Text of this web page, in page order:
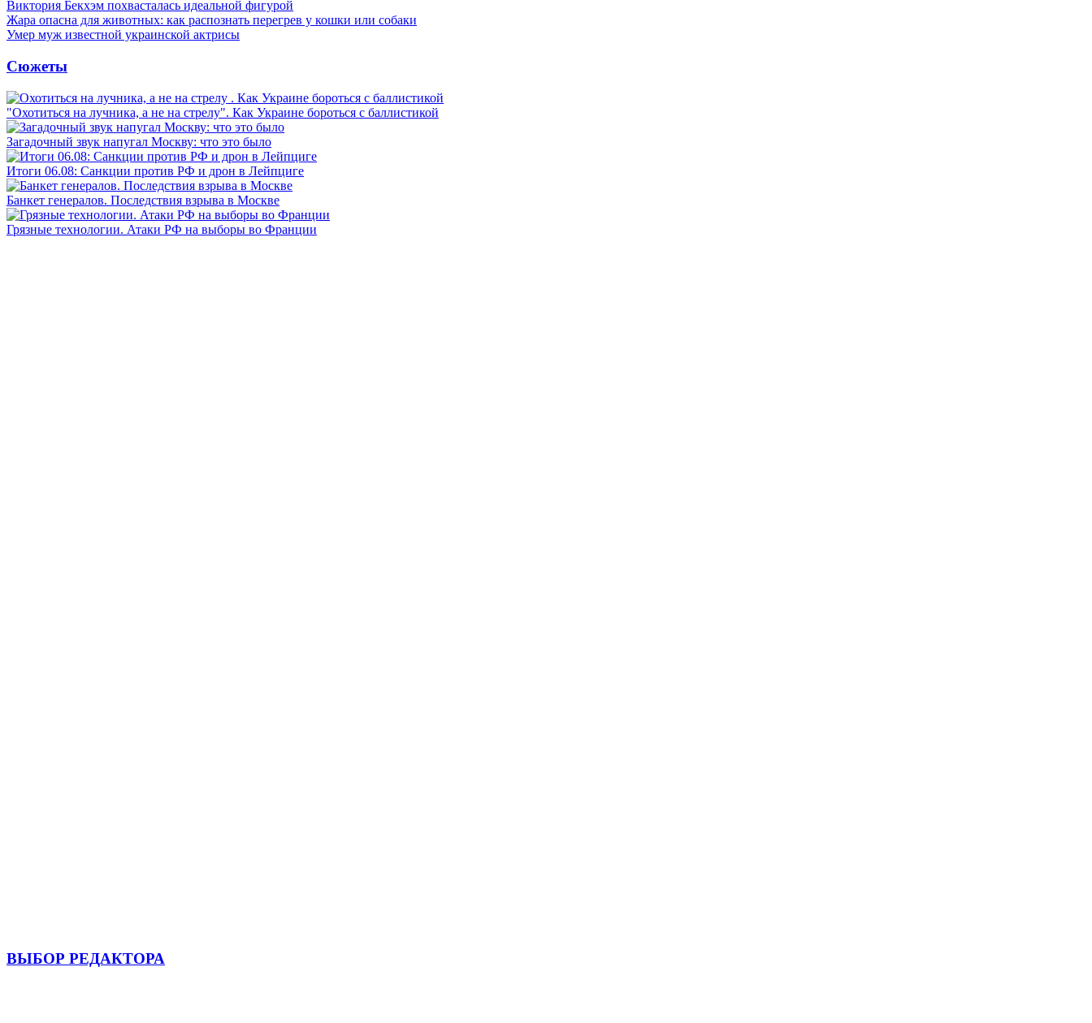
Виктория Бекхэм похвасталась идеальной фигурой
Жара опасна для животных: как распознать перегрев у кошки или собаки
Умер муж известной украинской актрисы
Сюжеты
"Охотиться на лучника, а не на стрелу". Как Украине бороться с баллистикой
Загадочный звук напугал Москву: что это было
Итоги 06.08: Санкции против РФ и дрон в Лейпциге
Банкет генералов. Последствия взрыва в Москве
Грязные технологии. Атаки РФ на выборы во Франции
ВЫБОР РЕДАКТОРА